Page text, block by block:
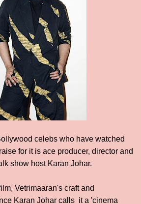
celebs who have watched
for it is ace producer, director and
show host Karan Johar.
Vetrimaaran's craft and
Karan Johar calls it a 'cinema